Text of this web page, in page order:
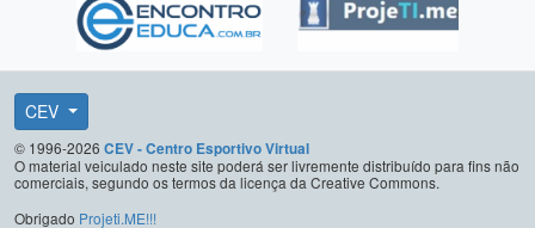
CEV
© 1996-2026 CEV - Centro Esportivo Virtual
O material veiculado neste site poderá ser livremente distribuído para fins não
comerciais, segundo os termos da licença da Creative Commons.
Obrigado Projeti.ME!!!